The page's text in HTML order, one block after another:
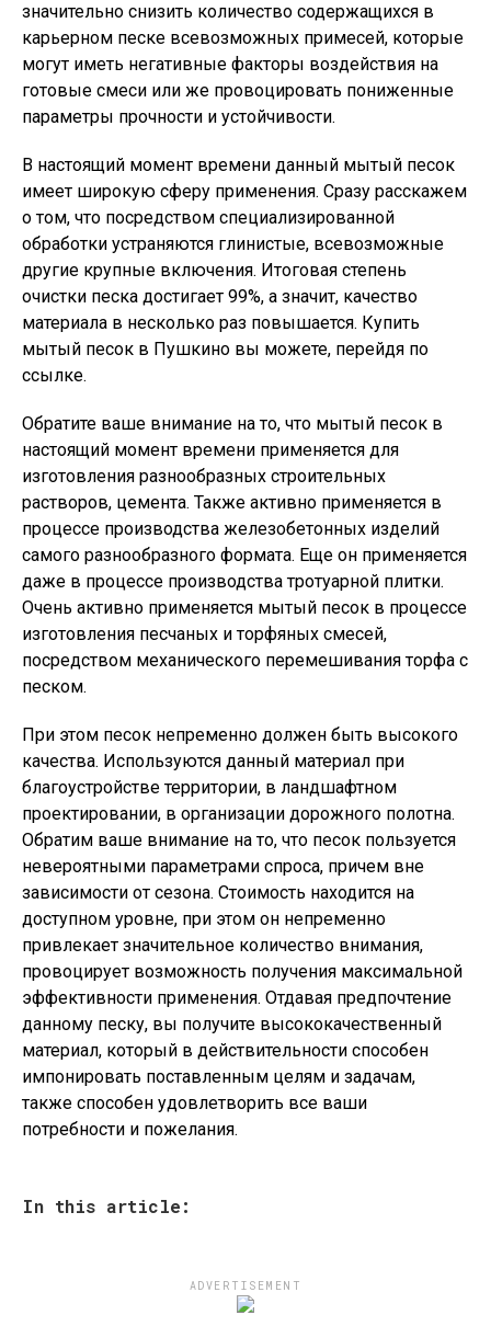
значительно снизить количество содержащихся в
карьерном песке всевозможных примесей, которые
могут иметь негативные факторы воздействия на
готовые смеси или же провоцировать пониженные
параметры прочности и устойчивости.
В настоящий момент времени данный мытый песок
имеет широкую сферу применения. Сразу расскажем
о том, что посредством специализированной
обработки устраняются глинистые, всевозможные
другие крупные включения. Итоговая степень
очистки песка достигает 99%, а значит, качество
материала в несколько раз повышается. Купить
мытый песок в Пушкино вы можете, перейдя по
ссылке.
Обратите ваше внимание на то, что мытый песок в
настоящий момент времени применяется для
изготовления разнообразных строительных
растворов, цемента. Также активно применяется в
процессе производства железобетонных изделий
самого разнообразного формата. Еще он применяется
даже в процессе производства тротуарной плитки.
Очень активно применяется мытый песок в процессе
изготовления песчаных и торфяных смесей,
посредством механического перемешивания торфа с
песком.
При этом песок непременно должен быть высокого
качества. Используются данный материал при
благоустройстве территории, в ландшафтном
проектировании, в организации дорожного полотна.
Обратим ваше внимание на то, что песок пользуется
невероятными параметрами спроса, причем вне
зависимости от сезона. Стоимость находится на
доступном уровне, при этом он непременно
привлекает значительное количество внимания,
провоцирует возможность получения максимальной
эффективности применения. Отдавая предпочтение
данному песку, вы получите высококачественный
материал, который в действительности способен
импонировать поставленным целям и задачам,
также способен удовлетворить все ваши
потребности и пожелания.
In this article:
ADVERTISEMENT